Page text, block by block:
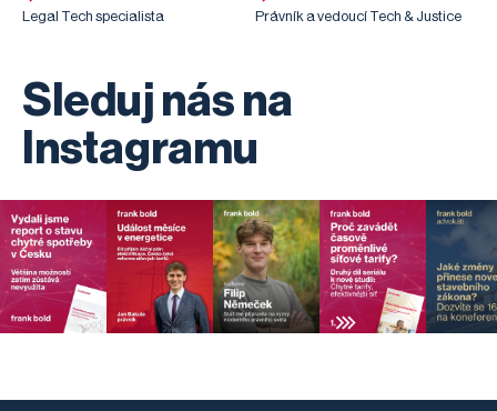
Legal Tech specialista Právník a vedoucí Tech & Justice
Sleduj nás na
Instagramu